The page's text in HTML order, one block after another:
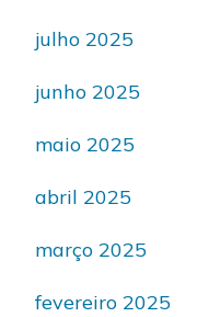
julho 2025
junho 2025
maio 2025
abril 2025
março 2025
fevereiro 2025